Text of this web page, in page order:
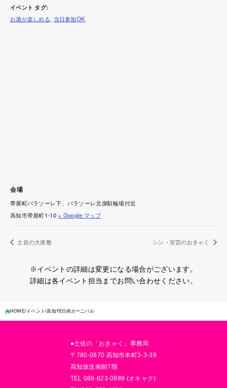
イベント タグ:
お酒が楽しめる, 当日参加OK
会場
帯屋町パラソーレ下、パラソーレ北側駐輪場付近
高知市帯屋町1-10 + Google マップ
土佐の大座敷 シン・安芸のおきゃく
※イベントの詳細は変更になる場合がございます。
詳細は各イベント担当までお問い合わせください。
HOME イベント 高知YEG肉カーニバル
●土佐の「おきゃく」事務局
〒780-0870 高知市本町3-3-39
高知放送南館7階
TEL 088-823-0989 (オキャク)